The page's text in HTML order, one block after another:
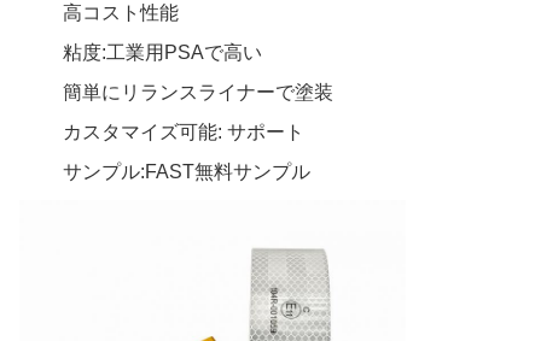
高コスト性能
粘度:工業用PSAで高い
簡単にリランスライナーで塗装
カスタマイズ可能: サポート
サンプル:FAST無料サンプル